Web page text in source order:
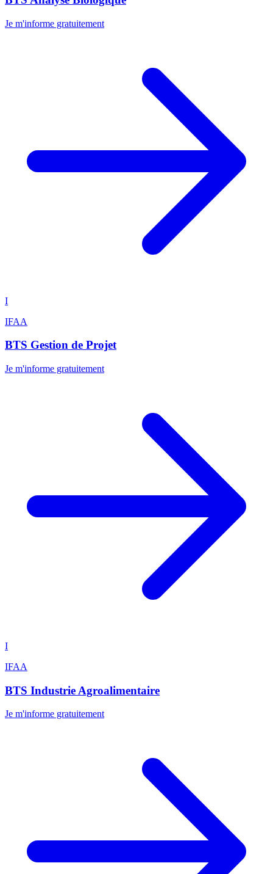
Je m'informe gratuitement
I
IFAA
BTS Gestion de Projet
Je m'informe gratuitement
I
IFAA
BTS Industrie Agroalimentaire
Je m'informe gratuitement